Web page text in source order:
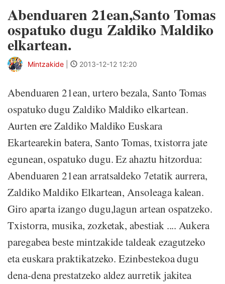
Abenduaren 21ean,Santo Tomas
ospatuko dugu Zaldiko Maldiko
elkartean.
Mintzakide 2013-12-12 12:20
Abenduaren 21ean, urtero bezala, Santo Tomas
ospatuko dugu Zaldiko Maldiko elkartean.
Aurten ere Zaldiko Maldiko Euskara
Ekartearekin batera, Santo Tomas, txistorra jate
egunean, ospatuko dugu. Ez ahaztu hitzordua:
Abenduaren 21ean arratsaldeko 7etatik aurrera,
Zaldiko Maldiko Elkartean, Ansoleaga kalean.
Giro aparta izango dugu,lagun artean ospatzeko.
Txistorra, musika, zozketak, abestiak .... Aukera
paregabea beste mintzakide taldeak ezagutzeko
eta euskara praktikatzeko. Ezinbestekoa dugu
dena-dena prestatzeko aldez aurretik jakitea